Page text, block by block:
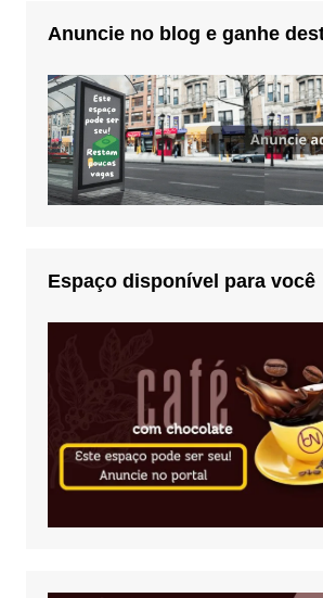
Anuncie no blog e ganhe
Espaço disponível para você